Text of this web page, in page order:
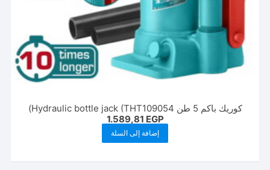
كوريك باكم 5 طن Hydraulic bottle jack (ΤΗΤ109054)
1.589,81 EGP
إضافة إلى السلة